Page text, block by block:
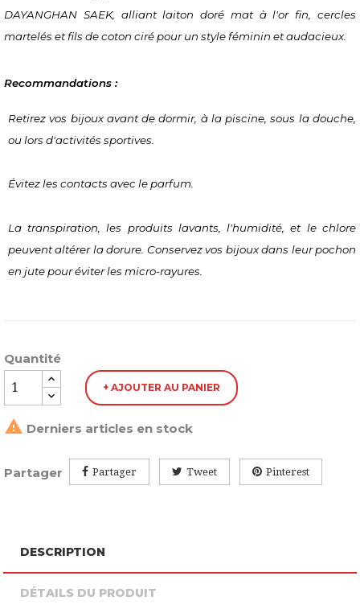
DAYANGHAN SAEK, alliant laiton doré mat à l'or fin, cercles
martelés et fils de coton ciré pour un style féminin et audacieux.
Recommandations :
Retirez vos bijoux avant de dormir, à la piscine, sous la douche,
ou lors d'activités sportives.
Évitez les contacts avec le parfum.
La transpiration, les produits lavants, l'humidité, et le chlore
peuvent altérer la dorure. Conservez vos bijoux dans leur pochon
en jute pour éviter les micro-rayures.
Quantité
+ AJOUTER AU PANIER
 Derniers articles en stock
Partager Partager Tweet Pinterest
DESCRIPTION
DÉTAILS DU PRODUIT